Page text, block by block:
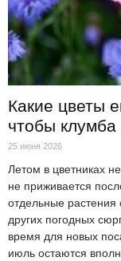
Какие цветы
чтобы клумба
25 июня 2026
Летом в цветниках
не приживается
отдельные
других погодных
время для новых
июль остаются